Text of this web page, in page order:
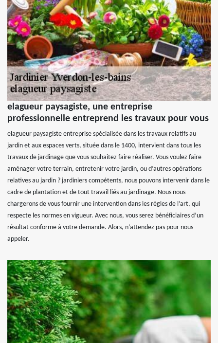
elagueur paysagiste, une entreprise
professionnelle entreprend les travaux pour vous
elagueur paysagiste entreprise spécialisée dans les travaux relatifs au
jardin et aux espaces verts, située dans le 1400, intervient dans tous les
travaux de jardinage que vous souhaitez faire réaliser. Vous voulez faire
aménager votre terrain, entretenir votre jardin, ou d’autres opérations
relatives au jardin ? jardiniers compétents, nous pouvons intervenir dans le
cadre de plantation et de tout travail liés au jardinage. Nous nous
chargerons de vous fournir une intervention dans les règles de l’art, qui
respecte les normes en vigueur. Avec nous, vous serez bénéficiaires d’un
résultat conforme à votre demande. Alors, n’attendez pas pour nous
appeler.